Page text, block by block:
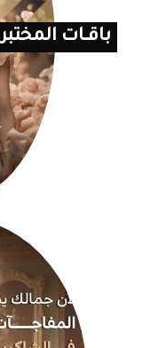
باقــات المختبر